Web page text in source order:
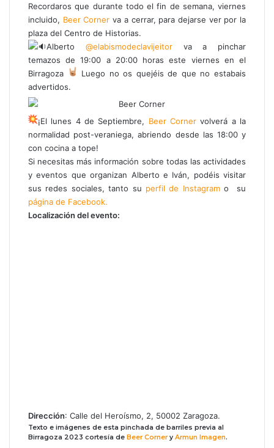
Recordaros que durante todo el fin de semana, viernes
incluido, Beer Corner va a cerrar, para dejarse ver por la
plaza del Centro de Historias.
Alberto @elabismodeclavijeitorva a pinchar
temazos de 19:00 a 20:00 horas este viernes en el
Birragoza
Luego no os quejéis de que no estabais
advertidos.
¡El lunes 4 de Septiembre, Beer Cornervolverá a la
normalidad post-veraniega, abriendo desde las 18:00 y
con cocina a tope!
Si necesitas más información sobre todas las actividades
y eventos que organizan Alberto e Iván, podéis visitar
sus redes sociales, tanto su perfil de Instagramo su
página de Facebook.
Localización del evento:
Dirección: Calle del Heroísmo, 2, 50002 Zaragoza.
Texto e imágenes de esta pinchada de barriles previa al
Birragoza 2023 cortesía de Beer Cornery Armun Imagen.